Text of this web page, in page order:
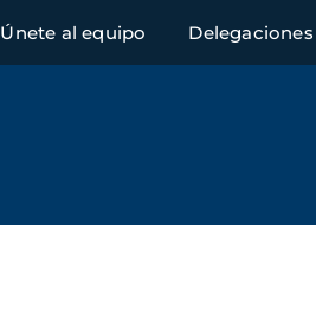
Únete al equipo Delegaciones